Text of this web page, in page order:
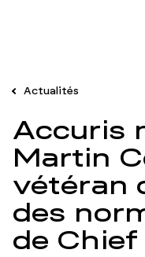
Actualités
Accuris
Martin
vétéran
des
de